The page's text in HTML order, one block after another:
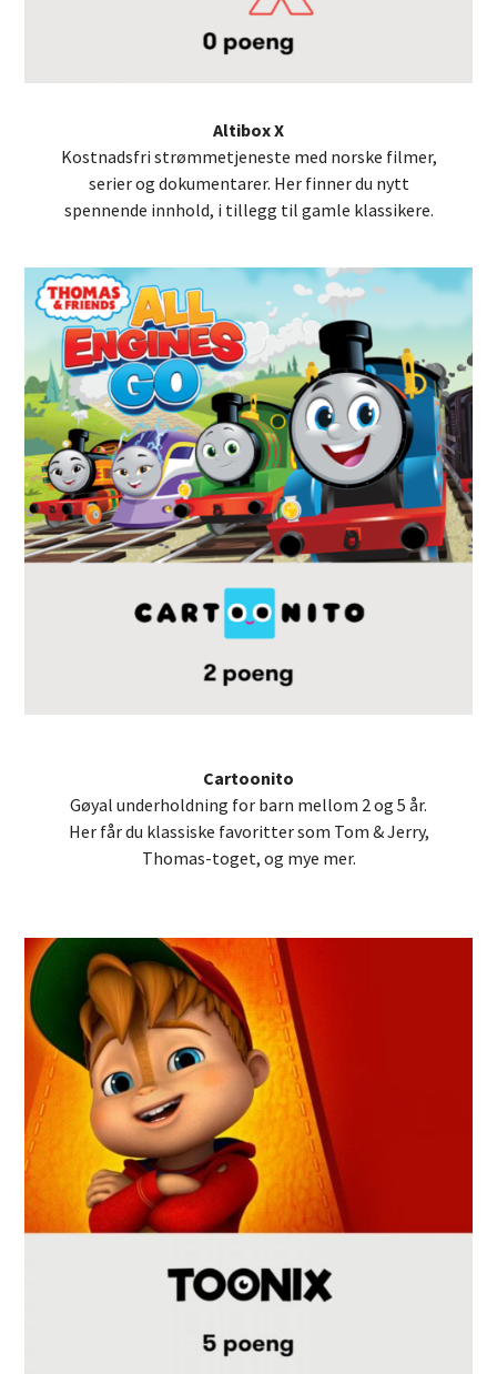
Altibox X
Kostnadsfri strømmetjeneste med norske filmer,
serier og dokumentarer. Her finner du nytt
spennende innhold, i tillegg til gamle klassikere.
Cartoonito
Gøyal underholdning for barn mellom 2 og 5 år.
Her får du klassiske favoritter som Tom & Jerry,
Thomas-toget, og mye mer.